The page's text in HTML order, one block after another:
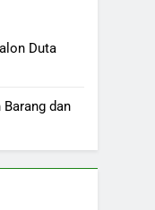
Duta
Barang dan